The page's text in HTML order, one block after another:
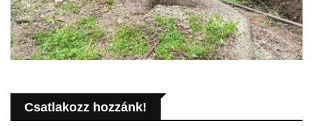
Csatlakozz hozzánk!